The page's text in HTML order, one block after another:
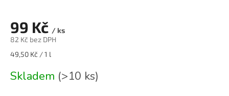
99 Kč / ks
82 Kč bez DPH
Měrná
49,50 Kč / 1 l
Skladem (>10 ks)